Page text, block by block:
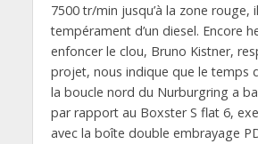
7500 tr/min jusqu’à la zone rouge,
tempérament d’un diesel. Encore
enfoncer le clou, Bruno Kistner,
projet, nous indique que le temps
la boucle nord du Nurburgring a
par rapport au Boxster S flat 6,
avec la boîte double embrayage